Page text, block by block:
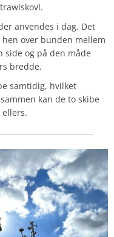
anvendes i dag. Det
over bunden mellem
og på den måde
bredde.
samtidig, hvilket
kan de to skibe